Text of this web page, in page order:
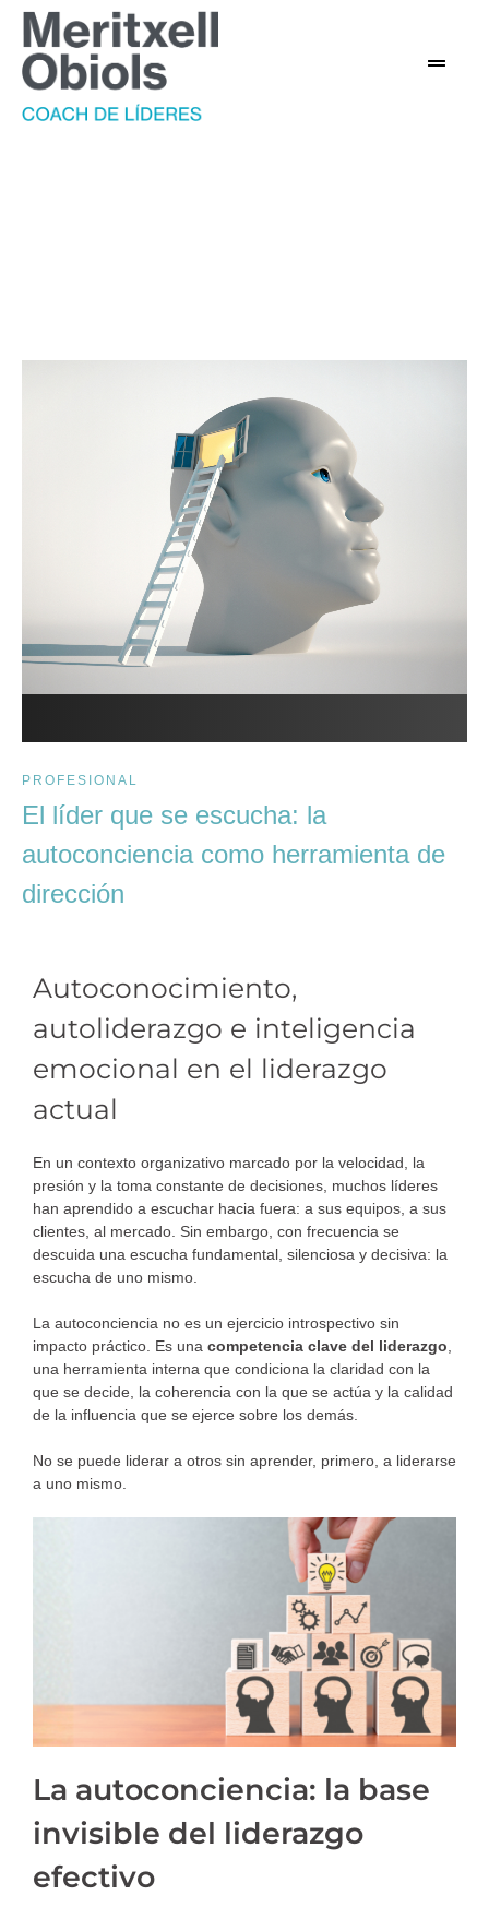
PROFESIONAL
El líder que se escucha: la
autoconciencia como herramienta de
dirección
Autoconocimiento,
autoliderazgo e inteligencia
emocional en el liderazgo
actual
En un contexto organizativo marcado por la velocidad, la
presión y la toma constante de decisiones, muchos líderes
han aprendido a escuchar hacia fuera: a sus equipos, a sus
clientes, al mercado. Sin embargo, con frecuencia se
descuida una escucha fundamental, silenciosa y decisiva: la
escucha de uno mismo.
La autoconciencia no es un ejercicio introspectivo sin
impacto práctico. Es una competencia clave del liderazgo
una herramienta interna que condiciona la claridad con la
que se decide, la coherencia con la que se actúa y la calidad
de la influencia que se ejerce sobre los demás.
No se puede liderar a otros sin aprender, primero, a liderarse
a uno mismo.
La autoconciencia: la base
invisible del liderazgo
efectivo